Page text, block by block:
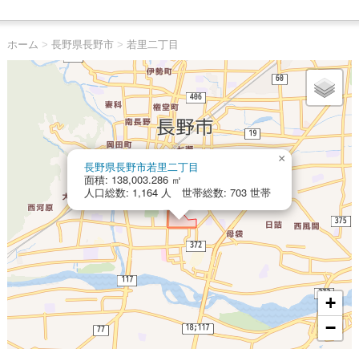
ホーム > 長野県長野市> 若里二丁目
長野県長野市若里二丁目
面積: 138,003.286 ㎡
人口総数: 1,164 人 世帯総数: 703 世帯
×
+
−